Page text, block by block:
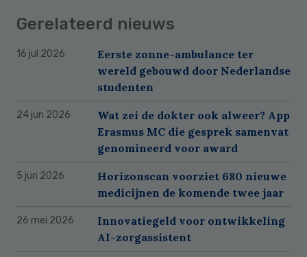
Gerelateerd nieuws
16 jul 2026
Eerste zonne-ambulance ter
wereld gebouwd door Nederlandse
studenten
24 jun 2026
Wat zei de dokter ook alweer? App
Erasmus MC die gesprek samenvat
genomineerd voor award
5 jun 2026
Horizonscan voorziet 680 nieuwe
medicijnen de komende twee jaar
26 mei 2026
Innovatiegeld voor ontwikkeling
AI-zorgassistent